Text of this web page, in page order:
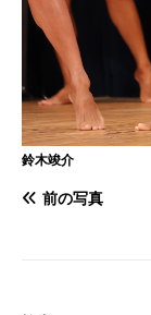
鈴木竣介
前の写真